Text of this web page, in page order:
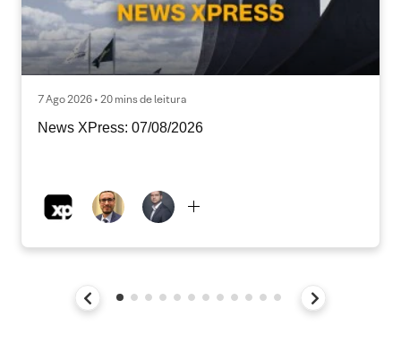
7 Ago 2026 • 20 mins de leitura
News XPress: 07/08/2026